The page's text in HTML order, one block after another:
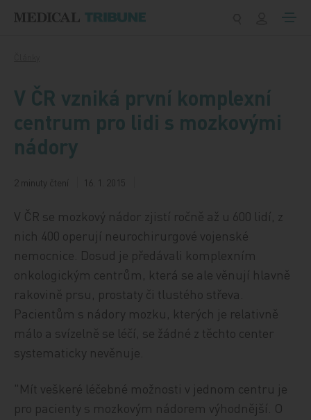
V ČR vzniká první komplexní
centrum pro lidi s mozkovými
nádory
2 minuty čtení 16. 1. 2015
V ČR se mozkový nádor zjistí ročně až u 600 lidí, z
nich 400 operují neurochirurgové vojenské
nemocnice. Dosud je předávali komplexním
onkologickým centrům, která se ale věnují hlavně
rakovině prsu, prostaty či tlustého střeva.
Pacientům s nádory mozku, kterých je relativně
málo a svízelně se léčí, se žádné z těchto center
systematicky nevěnuje.
"Mít veškeré léčebné možnosti v jednom centru je
pro pacienty s mozkovým nádorem výhodnější. O